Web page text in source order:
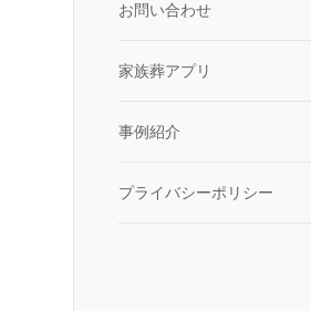
お問い合わせ
家族葬アプリ
事例紹介
プライバシーポリシー